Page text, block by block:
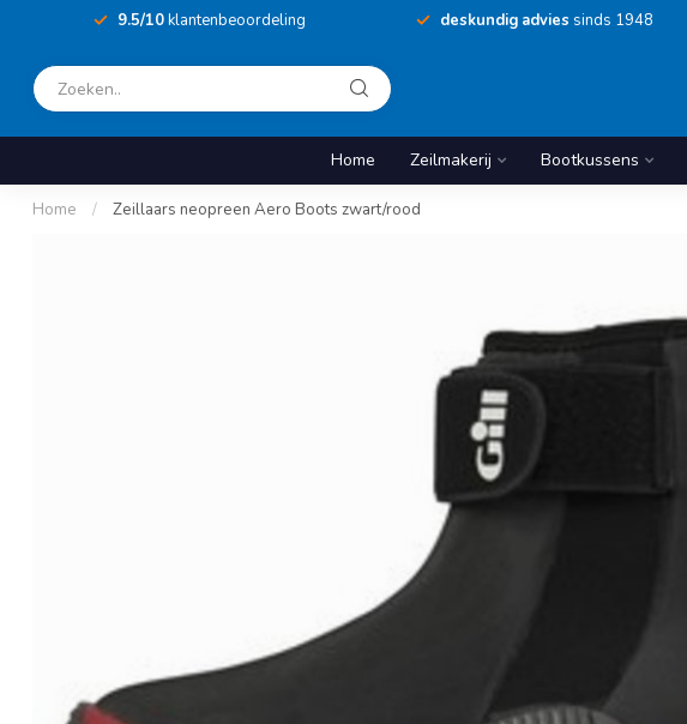
9.5/10klantenbeoordeling deskundig advies sinds 1948
Home Zeilmakerij Bootkussens
Home / Zeillaars neopreen Aero Boots zwart/rood